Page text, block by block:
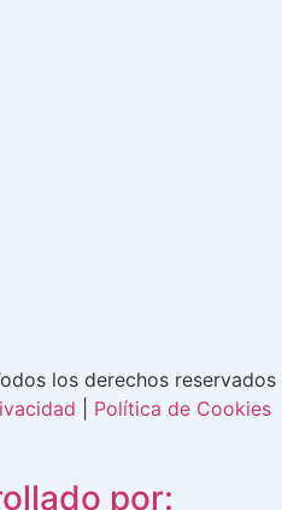
los derechos reservados
Política de Cookies
por: